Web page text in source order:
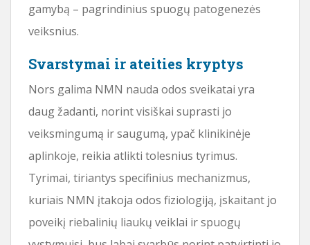
gamybą – pagrindinius spuogų patogenezės
veiksnius.
Svarstymai ir ateities kryptys
Nors galima NMN nauda odos sveikatai yra
daug žadanti, norint visiškai suprasti jo
veiksmingumą ir saugumą, ypač klinikinėje
aplinkoje, reikia atlikti tolesnius tyrimus.
Tyrimai, tiriantys specifinius mechanizmus,
kuriais NMN įtakoja odos fiziologiją, įskaitant jo
poveikį riebalinių liaukų veiklai ir spuogų